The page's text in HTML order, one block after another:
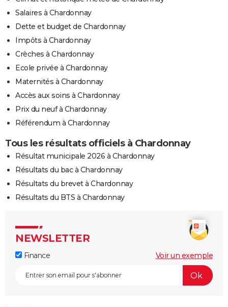
Salaires à Chardonnay
Dette et budget de Chardonnay
Impôts à Chardonnay
Crèches à Chardonnay
Ecole privée à Chardonnay
Maternités à Chardonnay
Accès aux soins à Chardonnay
Prix du neuf à Chardonnay
Référendum à Chardonnay
Tous les résultats officiels à Chardonnay
Résultat municipale 2026 à Chardonnay
Résultats du bac à Chardonnay
Résultats du brevet à Chardonnay
Résultats du BTS à Chardonnay
NEWSLETTER
Finance Voir un exemple